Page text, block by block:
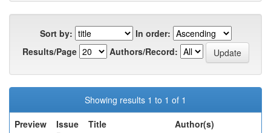
Sort by:
In order:
Results/Page
Authors/Record:
Showing results 1 to 1 of 1
Preview
Issue
Title Author(s)